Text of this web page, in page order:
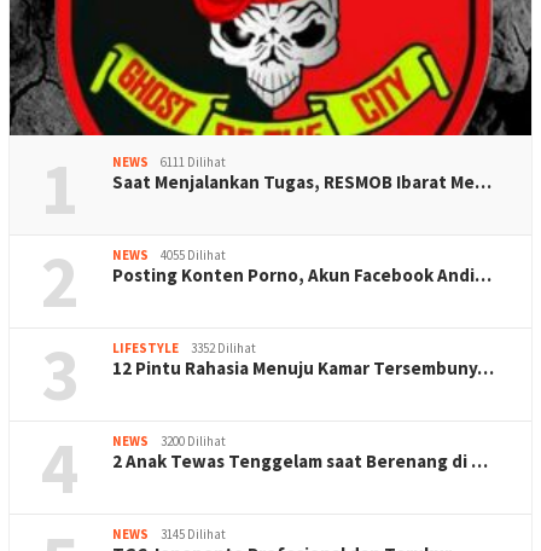
1 NEWS 6111 Dilihat
Saat Menjalankan Tugas, RESMOB Ibarat Me…
2 NEWS 4055 Dilihat
Posting Konten Porno, Akun Facebook Andi…
3 LIFESTYLE 3352 Dilihat
12 Pintu Rahasia Menuju Kamar Tersembuny…
4 NEWS 3200 Dilihat
2 Anak Tewas Tenggelam saat Berenang di …
NEWS 3145 Dilihat